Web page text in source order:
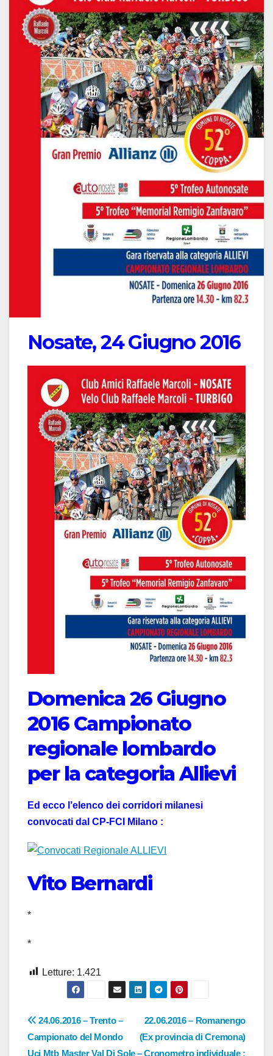
Nosate, 24 Giugno 2016
Domenica 26 Giugno
2016 Campionato
regionale lombardo
per la categoria Allievi
Ed ecco l’elenco dei corridori milanesi
convocati dal CP-FCI Milano :
Vito Bernardi
*
*
Letture: 1.421
Navigazione
articoli
22.06.2016 – Romanengo
(Ex provincia di Cremona)
– Cronometro individuale :
24.06.2016 – Trento –
Campionato del Mondo
Uci Mtb Master Val Di Sole